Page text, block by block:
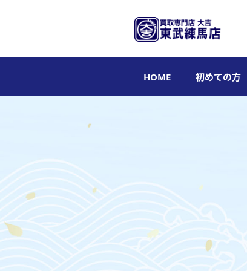
HOME 初めての方